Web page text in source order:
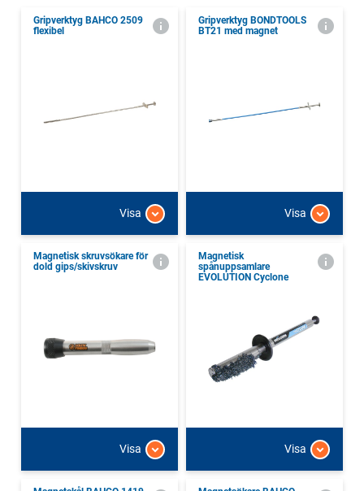
Gripverktyg BAHCO 2509
flexibel
Visa
Gripverktyg BONDTOOLS
BT21 med magnet
Visa
Magnetisk skruvsökare för
dold gips/skivskruv
Visa
Magnetisk
spånuppsamlare
EVOLUTION Cyclone
Visa